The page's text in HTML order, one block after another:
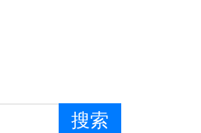
搜索